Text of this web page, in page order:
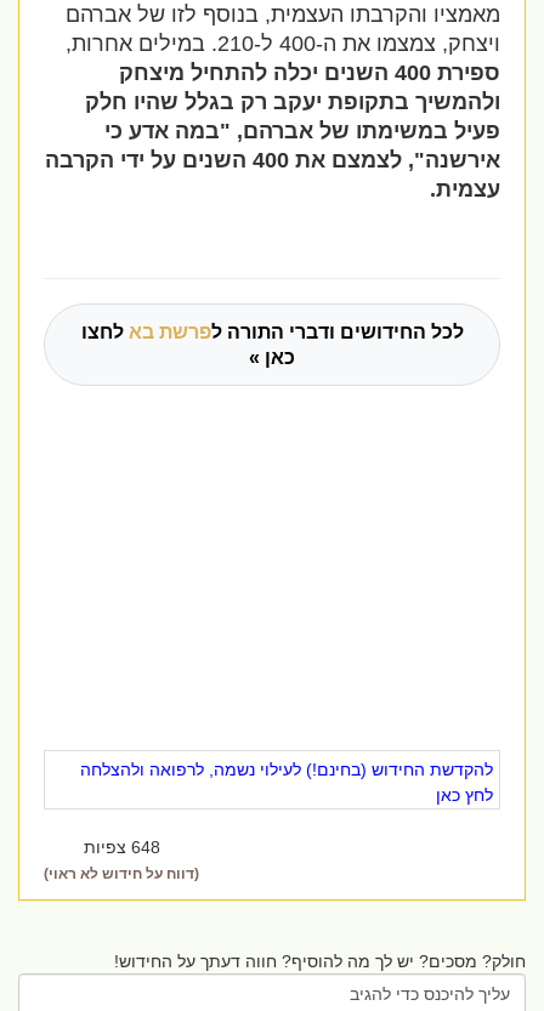
מאמציו והקרבתו העצמית, בנוסף לזו של אברהם
ויצחק, צמצמו את ה-400 ל-210. במילים אחרות,
ספירת 400 השנים יכלה להתחיל מיצחק
ולהמשיך בתקופת יעקב רק בגלל שהיו חלק
פעיל במשימתו של אברהם, "במה אדע כי
אירשנה", לצמצם את 400 השנים על ידי הקרבה
עצמית.
לכל החידושים ודברי התורה לפרשת באלחצו
כאן »
להקדשת החידוש (בחינם!) לעילוי נשמה, לרפואה ולהצלחה
לחץ כאן
648 צפיות
(דווח על חידוש לא ראוי)
חולק? מסכים? יש לך מה להוסיף? חווה דעתך על החידוש!